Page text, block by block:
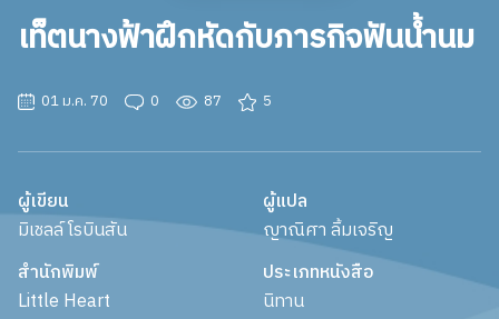
เท็ตนางฟ้าฝึกหัดกับภารกิจฟันน้ำนม
01 ม.ค. 70 0 87 5
ผู้เขียน
มิเชลล์ โรบินสัน
ผู้แปล
ญาณิศา ลิ้มเจริญ
สำนักพิมพ์
Little Heart
ประเภทหนังสือ
นิทาน